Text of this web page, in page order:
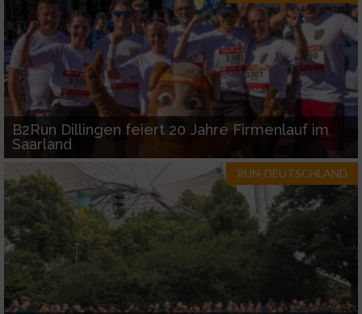
B2Run Dillingen feiert 20 Jahre Firmenlauf im
Saarland
RUN-DEUTSCHLAND